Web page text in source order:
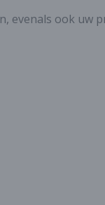
evenals ook uw